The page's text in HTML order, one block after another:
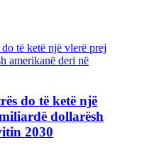
do të ketë një
dollarësh
2030